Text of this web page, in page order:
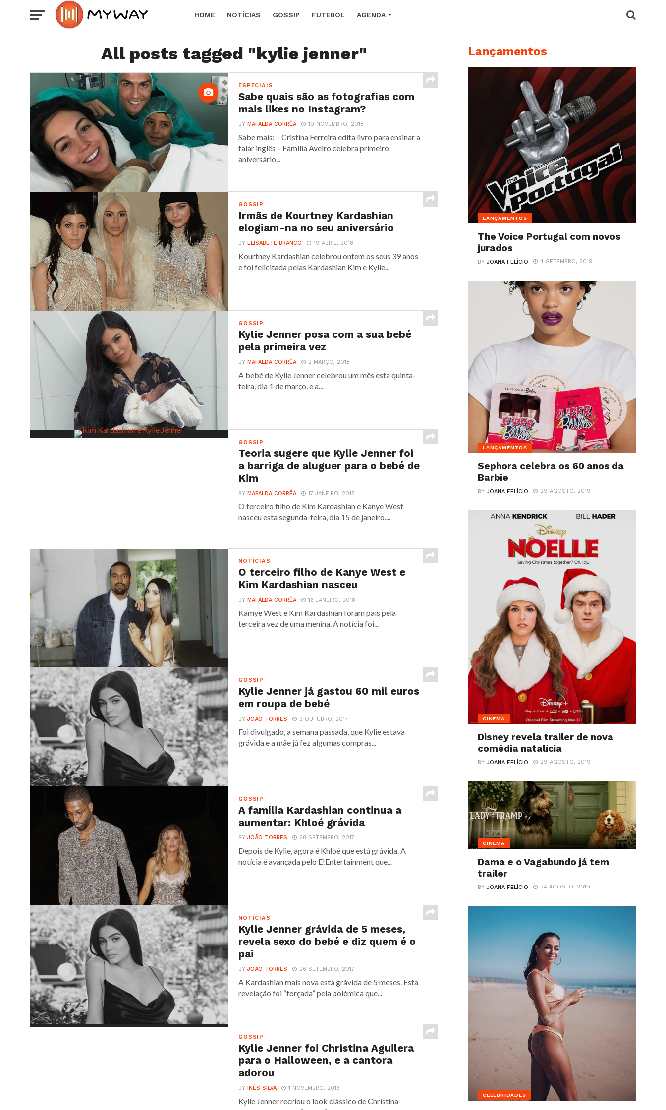
HOME NOTÍCIAS GOSSIP FUTEBOL AGENDA
All posts tagged "kylie jenner"
ESPECIAIS
Sabe quais são as fotografias com
mais likes no Instagram?
BYMAFALDA CORRÊA 19 NOVEMBRO, 2018
Sabe mais: – Cristina Ferreira edita livro para ensinar a
falar inglês – Família Aveiro celebra primeiro
aniversário...
GOSSIP
Irmãs de Kourtney Kardashian
elogiam-na no seu aniversário
BYELISABETE BRANCO 19 ABRIL, 2018
Kourtney Kardashian celebrou ontem os seus 39 anos
e foi felicitada pelas Kardashian Kim e Kylie...
GOSSIP
Kylie Jenner posa com a sua bebé
pela primeira vez
BYMAFALDA CORRÊA 2 MARÇO, 2018
A bebé de Kylie Jenner celebrou um mês esta quinta-
feira, dia 1 de março, e a...
GOSSIP
Teoria sugere que Kylie Jenner foi
a barriga de aluguer para o bebé de
Kim
BYMAFALDA CORRÊA 17 JANEIRO, 2018
O terceiro filho de Kim Kardashian e Kanye West
nasceu esta segunda-feira, dia 15 de janeiro....
NOTÍCIAS
O terceiro filho de Kanye West e
Kim Kardashian nasceu
BYMAFALDA CORRÊA 16 JANEIRO, 2018
Kamye West e Kim Kardashian foram pais pela
terceira vez de uma menina. A notícia foi...
GOSSIP
Kylie Jenner já gastou 60 mil euros
em roupa de bebé
BYJOÃO TORRES 3 OUTUBRO, 2017
Foi divulgado, a semana passada, que Kylie estava
grávida e a mãe já fez algumas compras...
GOSSIP
A família Kardashian continua a
aumentar: Khloé grávida
BYJOÃO TORRES 28 SETEMBRO, 2017
Depois de Kylie, agora é Khloé que está grávida. A
notícia é avançada pelo E!Entertainment que...
NOTÍCIAS
Kylie Jenner grávida de 5 meses,
revela sexo do bebé e diz quem é o
pai
BYJOÃO TORRES 26 SETEMBRO, 2017
A Kardashian mais nova está grávida de 5 meses. Esta
revelação foi “forçada” pela polémica que...
GOSSIP
Kylie Jenner foi Christina Aguilera
para o Halloween, e a cantora
adorou
BYINÊS SILVA 1 NOVEMBRO, 2016
Kylie Jenner recriou o look clássico de Christina
Lançamentos
LANÇAMENTOS
The Voice Portugal com novos
jurados
BYJOANA FELÍCIO 4 SETEMBRO, 2019
LANÇAMENTOS
Sephora celebra os 60 anos da
Barbie
BYJOANA FELÍCIO 29 AGOSTO, 2019
CINEMA
Disney revela trailer de nova
comédia natalícia
BYJOANA FELÍCIO 29 AGOSTO, 2019
CINEMA
Dama e o Vagabundo já tem
trailer
BYJOANA FELÍCIO 24 AGOSTO, 2019
CELEBRIDADES